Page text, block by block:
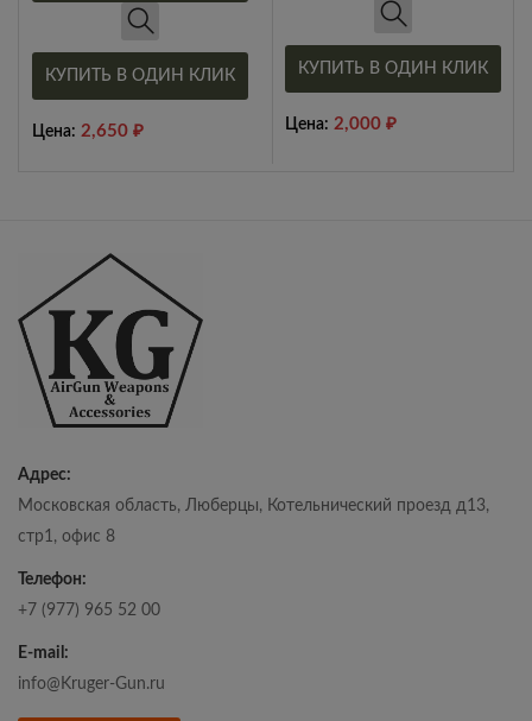
КУПИТЬ В ОДИН КЛИК
Цена: 2,650 ₽
КУПИТЬ В ОДИН КЛИК
Цена: 2,000 ₽
Адрес:
Московская область, Люберцы, Котельнический проезд д13,
стр1, офис 8
Телефон:
+7 (977) 965 52 00
E-mail:
info@Kruger-Gun.ru